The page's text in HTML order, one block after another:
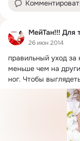
МейТан!!! Для
26 июн 2014
правильный уход за
меньше чем на
ног. Чтобы